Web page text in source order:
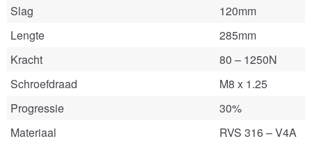
Slag
120mm
Lengte
285mm
Kracht
80 – 1250N
Schroefdraad
M8 x 1.25
Progressie
30%
Materiaal
RVS 316 – V4A